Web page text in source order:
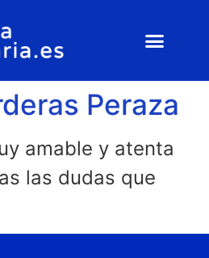
Peraza
amable y atenta
las dudas que